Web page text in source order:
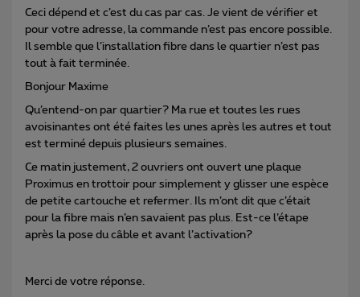
Ceci dépend et c’est du cas par cas. Je vient de vérifier et
pour votre adresse, la commande n’est pas encore possible.
Il semble que l’installation fibre dans le quartier n’est pas
tout à fait terminée.
Bonjour Maxime
Qu’entend-on par quartier? Ma rue et toutes les rues
avoisinantes ont été faites les unes après les autres et tout
est terminé depuis plusieurs semaines.
Ce matin justement, 2 ouvriers ont ouvert une plaque
Proximus en trottoir pour simplement y glisser une espèce
de petite cartouche et refermer. Ils m’ont dit que c’était
pour la fibre mais n’en savaient pas plus. Est-ce l’étape
après la pose du câble et avant l’activation?
Merci de votre réponse.